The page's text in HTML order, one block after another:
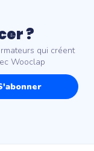
?
qui créent
Wooclap